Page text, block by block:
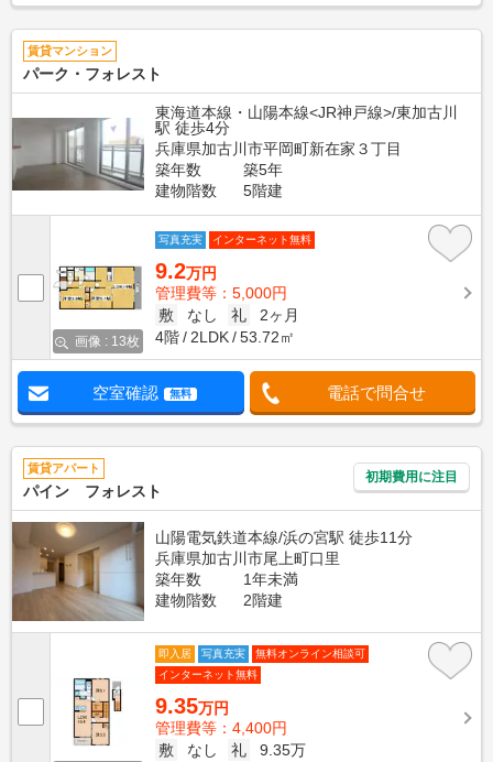
賃貸マンション
パーク・フォレスト
東海道本線・山陽本線<JR神戸線>/東加古川
駅 徒歩4分
兵庫県加古川市平岡町新在家３丁目
築年数
築5年
建物階数
5階建
画像 : 13枚
写真充実 インターネット無料
9.2万円
管理費等：5,000円
敷
なし 礼
2ヶ月
4階
2LDK 53.72㎡
空室確認 無料 電話で問合せ
賃貸アパート
パイン フォレスト
初期費用に注目
山陽電気鉄道本線/浜の宮駅 徒歩11分
兵庫県加古川市尾上町口里
築年数
1年未満
建物階数
2階建
即入居 写真充実
無料オンライン相談可
インターネット無料
9.35万円
管理費等：4,400円
敷
なし 礼
9.35万